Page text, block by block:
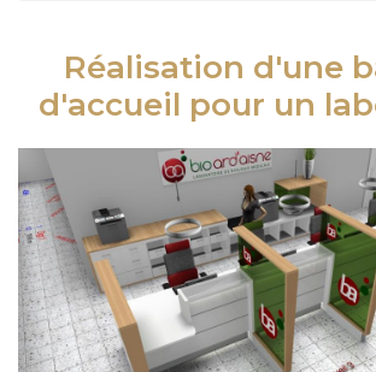
Réalisation d'une
d'accueil pour un